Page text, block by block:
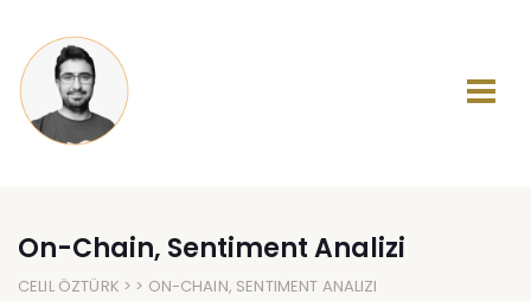
On-Chain, Sentiment Analizi
CELIL ÖZTÜRK > > ON-CHAIN, SENTIMENT ANALIZI